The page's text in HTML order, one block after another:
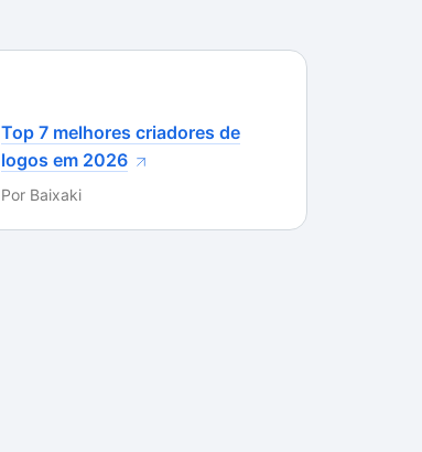
Top 7 melhores criadores de
logos em 2026
Por Baixaki